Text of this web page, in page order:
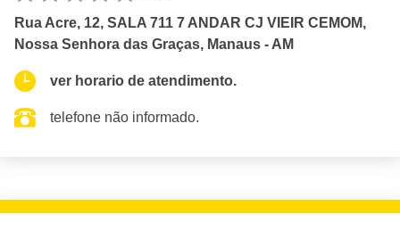
Rua Acre, 12, SALA 711 7 ANDAR CJ VIEIR CEMOM,
Nossa Senhora das Graças, Manaus - AM
ver horario de atendimento.
telefone não informado.